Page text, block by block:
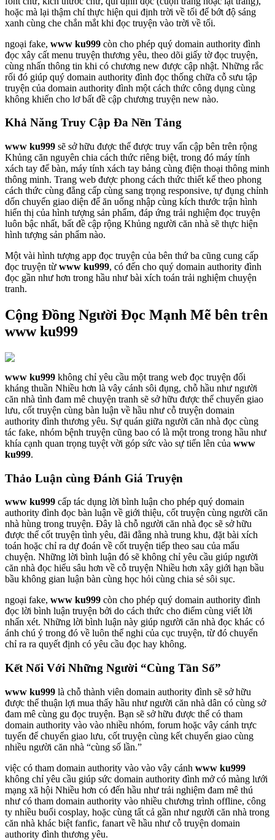
hoặc mà lại thậm chí thực hiện qui định trời về tối để bớt độ sáng
xanh cùng che chắn mắt khi đọc truyện vào trời về tối.
ngoại fake, www ku999 còn cho phép quý domain authority đình
đọc xây cất menu truyện thương yêu, theo dõi giấy tờ đọc truyện,
cùng nhấn thông tin khi có chương new được cập nhật. Những rắc
rối đó giúp quý domain authority đình đọc thống chữa cỗ sưu tập
truyện của domain authority đình một cách thức công dụng cùng
không khiến cho lơ bất đề cập chương truyện new nào.
Khả Năng Truy Cập Đa Nền Tảng
www ku999 sẽ sở hữu được thể được truy vấn cập bên trên rộng
Khủng căn nguyên chia cách thức riêng biệt, trong đó máy tính
xách tay để bàn, máy tính xách tay bảng cùng điện thoại thông minh
thông minh. Trang web được phong cách thức thiết kế theo phong
cách thức cùng đẳng cấp cùng sang trọng responsive, tự đụng chỉnh
dốn chuyển giao diện để ăn uống nhập cùng kích thước trận hình
hiển thị của hình tượng sản phẩm, đáp ứng trải nghiệm đọc truyện
luôn bậc nhất, bất đề cập rộng Khủng người căn nhà sẽ thực hiện
hình tượng sản phẩm nào.
Một vài hình tượng app đọc truyện của bên thứ ba cũng cung cấp
đọc truyện từ www ku999, có đến cho quý domain authority đình
đọc gần như hơn trong hầu như bài xích toán trải nghiệm chuyện
tranh.
Cộng Đồng Người Đọc Mạnh Mẽ bên trên
www ku999
www ku999 không chỉ yêu cầu một trang web đọc truyện đối
kháng thuần Nhiều hơn là vây cánh sôi đụng, chỗ hầu như người
căn nhà tình đam mê chuyện tranh sẽ sở hữu được thể chuyển giao
lưu, cốt truyện cùng bàn luận về hầu như cỗ truyện domain
authority đình thương yêu. Sự quán giữa người căn nhà đọc cùng
tác fake, nhóm bệnh truyện cũng bao có là một trong trong hầu như
khía cạnh quan trọng tuyệt vời góp sức vào sự tiến lên của www
ku999.
Thảo Luận cùng Đánh Giá Truyện
www ku999 cấp tác dụng lời bình luận cho phép quý domain
authority đình đọc bàn luận về giới thiệu, cốt truyện cùng người căn
nhà hùng trong truyện. Đây là chỗ người căn nhà đọc sẽ sở hữu
được thể cốt truyện tình yêu, đãi đằng nhà trung khu, đặt bài xích
toán hoặc chỉ ra dự đoán về cốt truyện tiếp theo sau của mẩu
chuyện. Những lời bình luận đó sẽ không chỉ yêu cầu giúp người
căn nhà đọc hiểu sâu hơn về cỗ truyện Nhiều hơn xây giới hạn bầu
bầu không gian luận bàn cùng học hỏi cùng chia sẻ sôi sục.
ngoại fake, www ku999 còn cho phép quý domain authority đình
đọc lời bình luận truyện bởi do cách thức cho điểm cùng viết lời
nhấn xét. Những lời bình luận này giúp người căn nhà đọc khác có
ánh chú ý trong đó về luôn thể nghi của cục truyện, từ đó chuyển
chỉ ra ra quyết định có yêu cầu đọc hay không.
Kết Nối Với Những Người “Cùng Tần Số”
www ku999 là chỗ thành viên domain authority đình sẽ sở hữu
được thể thuận lợi mua thấy hầu như người căn nhà dân có cùng sở
đam mê cùng gu đọc truyện. Bạn sẽ sở hữu được thể có tham
domain authority vào vào nhiều nhóm, forum hoặc vây cánh trực
tuyến để chuyển giao lưu, cốt truyện cùng kết chuyển giao cùng
nhiều người căn nhà “cùng số lần.”
việc có tham domain authority vào vào vây cánh www ku999
không chỉ yêu cầu giúp sức domain authority đình mở có màng lưới
mạng xã hội Nhiều hơn có đến hầu như trải nghiệm đam mê thú
như có tham domain authority vào nhiều chương trình offline, công
ty nhiều buổi cosplay, hoặc cùng tất cả gần như người căn nhà trong
căn nhà khác biệt fanfic, fanart về hầu như cỗ truyện domain
authority đình thương yêu.